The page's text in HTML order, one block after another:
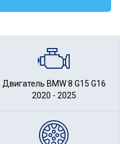
Двигатель BMW 8 G15 G16
2020 - 2025